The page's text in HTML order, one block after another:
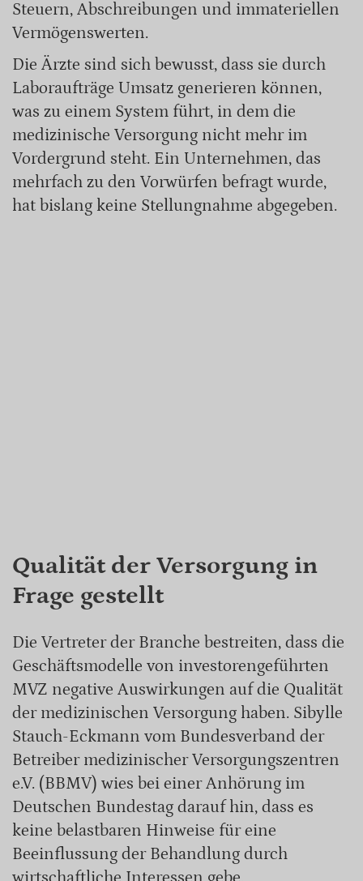
Steuern, Abschreibungen und immateriellen
Vermögenswerten.
Die Ärzte sind sich bewusst, dass sie durch
Laboraufträge Umsatz generieren können,
was zu einem System führt, in dem die
medizinische Versorgung nicht mehr im
Vordergrund steht. Ein Unternehmen, das
mehrfach zu den Vorwürfen befragt wurde,
hat bislang keine Stellungnahme abgegeben.
Qualität der Versorgung in
Frage gestellt
Die Vertreter der Branche bestreiten, dass die
Geschäftsmodelle von investorengeführten
MVZ negative Auswirkungen auf die Qualität
der medizinischen Versorgung haben. Sibylle
Stauch-Eckmann vom Bundesverband der
Betreiber medizinischer Versorgungszentren
e.V. (BBMV) wies bei einer Anhörung im
Deutschen Bundestag darauf hin, dass es
keine belastbaren Hinweise für eine
Beeinflussung der Behandlung durch